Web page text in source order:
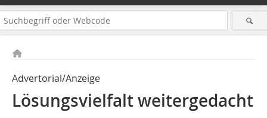
Advertorial/Anzeige
Lösungsvielfalt weitergedacht